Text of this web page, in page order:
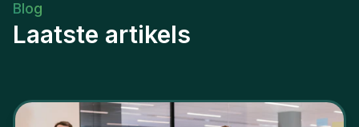
Blog
Laatste artikels